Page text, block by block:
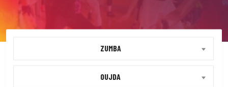
ZUMBA
OUJDA